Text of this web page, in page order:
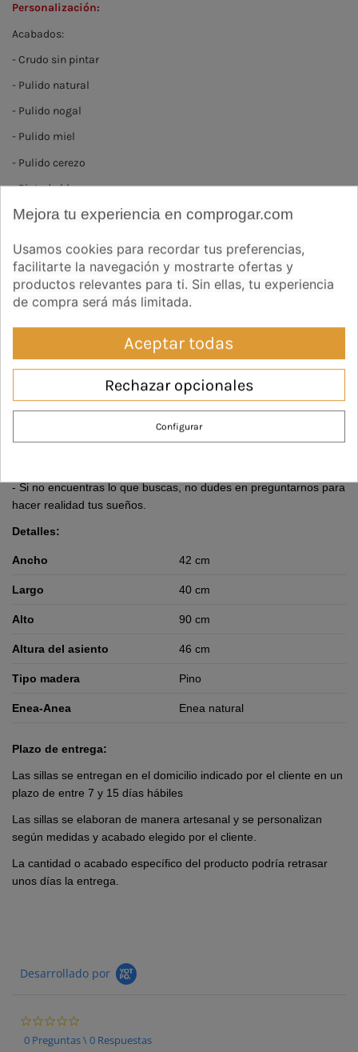
Personalización:
Acabados:
- Crudo sin pintar
- Pulido natural
- Pulido nogal
- Pulido miel
- Pulido cerezo
- Pintada blanco
Preguntas frecuentes
Ver opiniones
Acabado-color madera
Crudo natural
Pulido natural
Pulido nogal
Pulido mielPulido cerezoPintada blanco
Descripción
Observaciones:
- Nos podemos adaptar a cualquier cambio de medidas, tipo de
- Si no encuentras lo que buscas, no dudes en preguntarnos para
hacer realidad tus sueños.
Detalles:
Ancho 42 cm
Largo 40 cm
Alto 90 cm
Altura del asiento 46 cm
Tipo madera Pino
Enea-Anea Enea natural
Plazo de entrega:
Las sillas se entregan en el domicilio indicado por el cliente en un
plazo de entre 7 y 15 días hábiles
Las sillas se elaboran de manera artesanal y se personalizan
según medidas y acabado elegido por el cliente.
La cantidad o acabado específico del producto podría retrasar
unos días la entrega.
Desarrollado por
0 Preguntas \ 0 Respuestas
Mejora tu experiencia en comprogar.com
Usamos cookies para recordar tus preferencias,
facilitarte la navegación y mostrarte ofertas y
productos relevantes para ti. Sin ellas, tu experiencia
de compra será más limitada.
Aceptar todas
Rechazar opcionales
Configurar